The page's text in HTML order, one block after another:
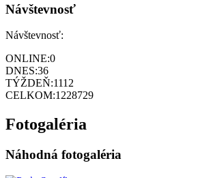
Návštevnosť
Návštevnosť:
ONLINE:0
DNES:36
TÝŽDEŇ:1112
CELKOM:1228729
Fotogaléria
Náhodná fotogaléria